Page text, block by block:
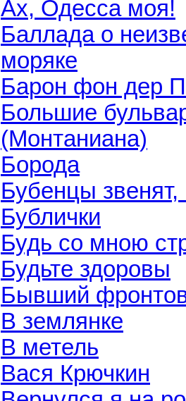
Ах, Одесса моя!
Баллада о
моряке
Барон фон дер
Большие
(Монтаниана)
Борода
Бубенцы звенят,
Бублички
Будь со мною
Будьте здоровы
Бывший
В землянке
В метель
Вася Крючкин